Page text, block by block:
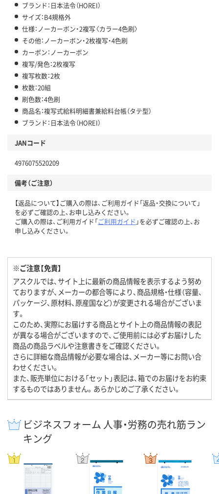
ブランド：日本法令（HOREI）
サイズ：B4規格外
仕様：ノーカーボン・2複写〈カラー4色刷〉
その他：ノーカーボン・2枚複写・4色刷
カーボン：ノーカーボン
複写/発色：2枚複写
複写枚数：2枚
枚数：20組
刷色数：4色刷
商品名：複写式給料明細書兼給料台帳（タテ型）
ブランド：日本法令（HOREI）
JANコード
4976075520209
備考（ご注意）
【返品について】ご購入の際は、ご利用ガイド「返品・交換について」
を必ずご確認の上、お申し込みください。
ご購入の際は、ご利用ガイド「ご利用ガイド 」を必ずご確認の上、お
申し込みください。
※ご注意【免責】
アスクルでは、サイト上に最新の商品情報を表示するよう努め
ておりますが、メーカーの都合等により、商品規格・仕様（容量、
パッケージ、原材料、原産国など）が変更される場合がございま
す。
このため、実際にお届けする商品とサイト上の商品情報の表記
が異なる場合がございますので、ご使用前には必ずお届けした
商品の商品ラベルや注意書きをご確認ください。
さらに詳細な商品情報が必要な場合は、メーカー等にお問い合
わせください。
また、販売単位における「セット」表記は、箱でのお届けをお約束
するものではありません。あらかじめご了承ください。
ビジネスフォーム 人事・労務の売れ筋ラン
キング